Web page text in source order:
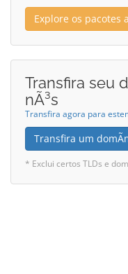
Explore os pacotes
Transfira seu
nÃ³s
Transfira agora para
Transfira um
* Exclui certos TLDs e